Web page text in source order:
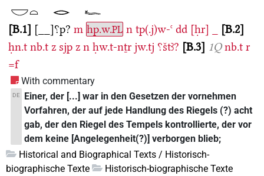
B.1 [__]⸮p? m hp.w.PL n tp(.j)w-ꜥ dd [ḥr]
B.2
ḥn.t nb.t z sjp z n ḥw.t-nṯr jw.tj ⸮štꜣ? B.3 1Q nb.t r
=f
With commentary
DE
Einer, der [...] war in den Gesetzen der vornehmen
Vorfahren, der auf jede Handlung des Riegels (?) acht
gab, der den Riegel des Tempels kontrollierte, der vor
dem keine [Angelegenheit(?)] verborgen blieb;
Historical and Biographical Texts / Historisch-
biographische Texte
Historisch-biographische Texte